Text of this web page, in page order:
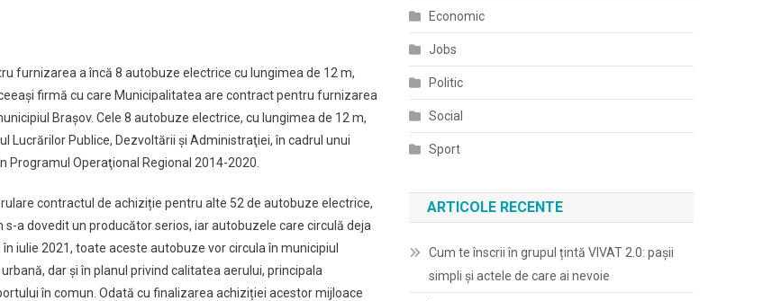
furnizarea a încă 8 autobuze electrice cu lungimea de 12 m,
firmă cu care Municipalitatea are contract pentru furnizarea
Brașov. Cele 8 autobuze electrice, cu lungimea de 12 m,
Lucrărilor Publice, Dezvoltării şi Administraţiei, în cadrul unui
Operaţional Regional 2014-2020.
contractul de achiziție pentru alte 52 de autobuze electrice,
a dovedit un producător serios, iar autobuzele care circulă deja
iulie 2021, toate aceste autobuze vor circula în municipiul
dar și în planul privind calitatea aerului, principala
în comun. Odată cu finalizarea achiziției acestor mijloace
Economic
Jobs
Politic
Social
Sport
ARTICOLE RECENTE
Cum te înscrii în grupul țintă VIVAT 2.0: pașii
simpli și actele de care ai nevoie